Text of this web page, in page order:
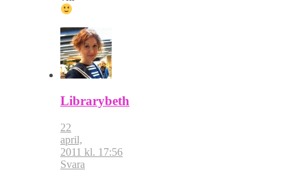
Librarybeth
22
april,
2011 kl. 17:56
Svara